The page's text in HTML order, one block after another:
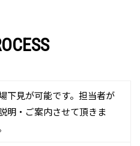
下⾒が可能です。担当者が
明・ご案内させて頂きま